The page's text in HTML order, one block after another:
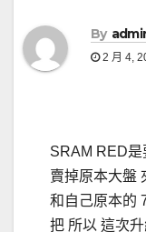
By
2 月 4,
SRAM RED是
賣掉原本大盤
和自己原本的
把 所以 這次